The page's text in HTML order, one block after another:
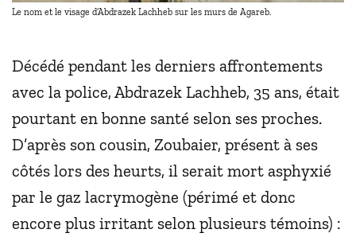
Le nom et le visage d’Abdrazek Lachheb sur les murs de Agareb.
Décédé pendant les derniers affrontements
avec la police, Abdrazek Lachheb, 35 ans, était
pourtant en bonne santé selon ses proches.
D’après son cousin, Zoubaier, présent à ses
côtés lors des heurts, il serait mort asphyxié
par le gaz lacrymogène (périmé et donc
encore plus irritant selon plusieurs témoins) :